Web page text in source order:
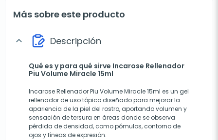
Más sobre este producto
expand_more Descripción
Qué es y para qué sirve Incarose Rellenador
Piu Volume Miracle 15ml
Incarose Rellenador Piu Volume Miracle 15ml es un gel
rellenador de uso tópico diseñado para mejorar la
apariencia de la piel del rostro, aportando volumen y
sensación de tersura en áreas donde se observa
pérdida de densidad, como pómulos, contorno de
ojos y líneas de expresión.